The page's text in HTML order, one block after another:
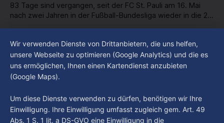
83 Tage sind vergangen, seit der FC St. Pauli am 16. Mai
nach zwei Jahren in der Fußball-Bundesliga wieder in die 2.
haben den Kiezclub verlassen. Dafür kamen in den letzten
Wochen einige
Im Gespräch mit Christian Pothe - Heute zu
Gast: Götz Tintelnot
By Luca Kimmel 6. Aug. 2026
Nissi's Kunstwelt - Folge 18
By Luca Kimmel 6. Aug. 2026
Wir verwenden Dienste von Drittanbietern, die uns helfen,
unsere Webseite zu optimieren (Google Analytics) und die es
uns ermöglichen, Ihnen einen Kartendienst anzubieten
(Google Maps).
Um diese Dienste verwenden zu dürfen, benötigen wir Ihre
Einwilligung. Ihre Einwilligung umfasst zugleich gem. Art. 49
Abs. 1 S. 1 lit. a DS-GVO eine Einwilligung in die